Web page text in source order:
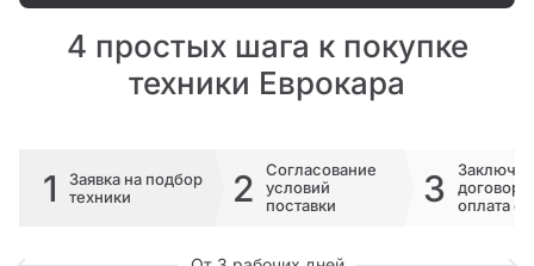
4 простых шага к покупке
техники Еврокара
1
Заявка на подбор
техники
2
Согласование
условий
поставки
3
договора
оплата